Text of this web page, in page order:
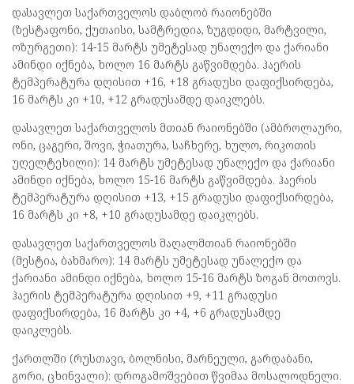
დასავლეთ საქართველოს დაბლობ რაიონებში
(ზესტაფონი, ქუთაისი, სამტრედია, ზუგდიდი, მარტვილი,
ოზურგეთი): 14-15 მარტს უმეტესად უნალექო და ქარიანი
ამინდი იქნება, ხოლო 16 მარტს გაწვიმდება. ჰაერის
ტემპერატურა დღისით +16, +18 გრადუსი დაფიქსირდება,
16 მარტს კი +10, +12 გრადუსამდე დაიკლებს.
დასავლეთ საქართველოს მთიან რაიონებში (ამბროლაური,
ონი, ცაგერი, შოვი, ჭიათურა, საჩხერე, ხულო, რიკოთის
უღელტეხილი): 14 მარტს უმეტესად უნალექო და ქარიანი
ამინდი იქნება, ხოლო 15-16 მარტს გაწვიმდება. ჰაერის
ტემპერატურა დღისით +13, +15 გრადუსი დაფიქსირდება,
16 მარტს კი +8, +10 გრადუსამდე დაიკლებს.
დასავლეთ საქართველოს მაღალმთიან რაიონებში
(მესტია, ბახმარო): 14 მარტს უმეტესად უნალექო და
ქარიანი ამინდი იქნება, ხოლო 15-16 მარტს ზოგან მოთოვს.
ჰაერის ტემპერატურა დღისით +9, +11 გრადუსი
დაფიქსირდება, 16 მარტს კი +4, +6 გრადუსამდე
დაიკლებს.
ქართლში (რუსთავი, ბოლნისი, მარნეული, გარდაბანი,
გორი, ცხინვალი): დროგამოშვებით წვიმაა მოსალოდნელი.